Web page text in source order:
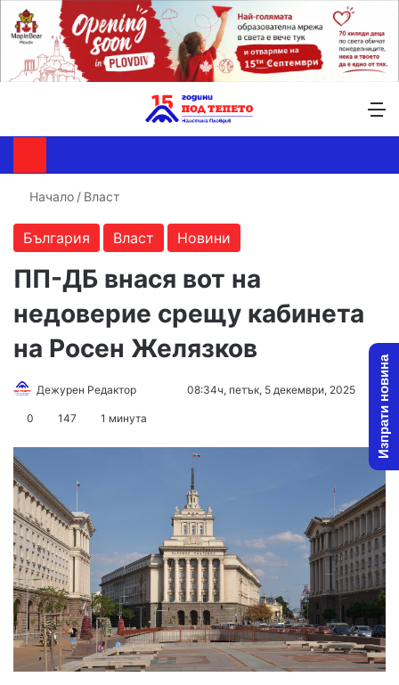
Начало / Власт
България Власт Новини
ПП-ДБ внася вот на
недоверие срещу кабинета
на Росен Желязков
Дежурен Редактор
Send08:34ч, петък, 5 декември, 2025
0 147 1 минута Изпрати новина